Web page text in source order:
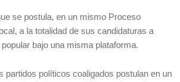
se postula, en un mismo Proceso
a la totalidad de sus candidaturas a
bajo una misma plataforma.
partidos políticos coaligados postulan en un